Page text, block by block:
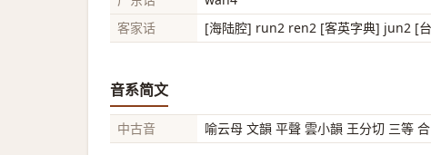
客家话
[海陆腔] run2 ren2 [客英字典] jun2 [
音系简文
中古音 喻云母 文韻 平聲 雲小韻 王分切 三等 合